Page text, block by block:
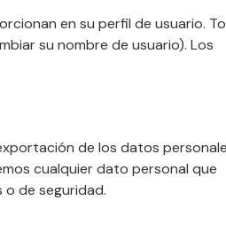
en su perfil de usuario.
su nombre de usuario). Los
de los datos
cualquier dato personal que
de seguridad.